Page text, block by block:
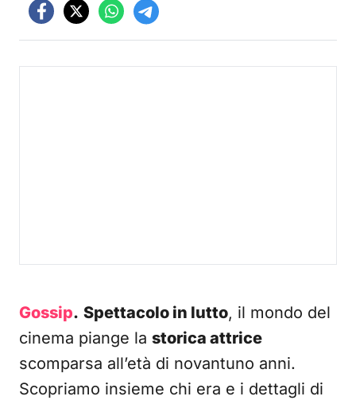
Gossip. Spettacolo in lutto, il mondo del
cinema piange la storica attrice
scomparsa all’età di novantuno anni.
Scopriamo insieme chi era e i dettagli di